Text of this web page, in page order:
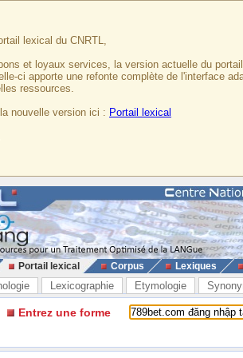
lexical du CNRTL,
et loyaux services, la version actuelle du
ci apporte une refonte complète de l'interface
ressources.
nouvelle version ici : Portail lexical
Portail lexical Corpus Lexiques
Lexicographie Etymologie
Entrez une forme